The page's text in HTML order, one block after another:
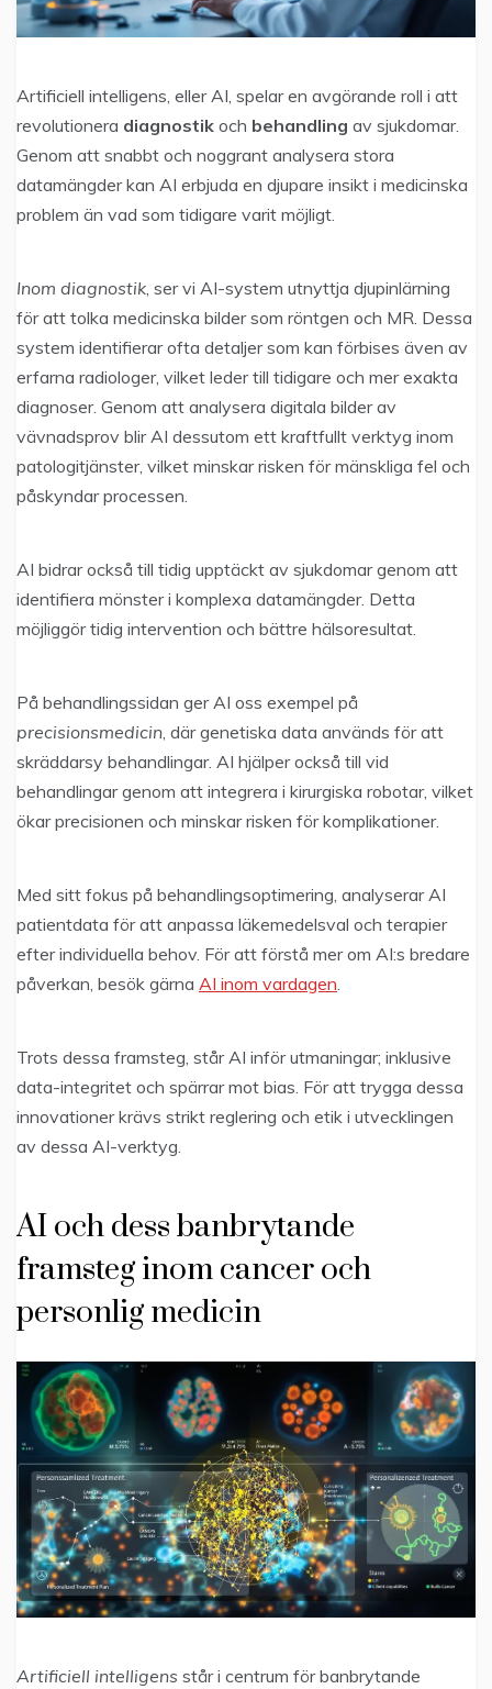
Artificiell intelligens, eller AI, spelar en avgörande roll i att
revolutionera diagnostik och behandling av sjukdomar.
Genom att snabbt och noggrant analysera stora
datamängder kan AI erbjuda en djupare insikt i medicinska
problem än vad som tidigare varit möjligt.
Inom diagnostik , ser vi AI-system utnyttja djupinlärning
för att tolka medicinska bilder som röntgen och MR. Dessa
system identifierar ofta detaljer som kan förbises även av
erfarna radiologer, vilket leder till tidigare och mer exakta
diagnoser. Genom att analysera digitala bilder av
vävnadsprov blir AI dessutom ett kraftfullt verktyg inom
patologitjänster, vilket minskar risken för mänskliga fel och
påskyndar processen.
AI bidrar också till tidig upptäckt av sjukdomar genom att
identifiera mönster i komplexa datamängder. Detta
möjliggör tidig intervention och bättre hälsoresultat.
På behandlingssidan ger AI oss exempel på
precisionsmedicin , där genetiska data används för att
skräddarsy behandlingar. AI hjälper också till vid
behandlingar genom att integrera i kirurgiska robotar, vilket
ökar precisionen och minskar risken för komplikationer.
Med sitt fokus på behandlingsoptimering, analyserar AI
patientdata för att anpassa läkemedelsval och terapier
efter individuella behov. För att förstå mer om AI:s bredare
påverkan, besök gärna AI inom vardagen
Trots dessa framsteg, står AI inför utmaningar; inklusive
data-integritet och spärrar mot bias. För att trygga dessa
innovationer krävs strikt reglering och etik i utvecklingen
av dessa AI-verktyg.
AI och dess banbrytande
framsteg inom cancer och
personlig medicin
Artificiell intelligens står i centrum för banbrytande